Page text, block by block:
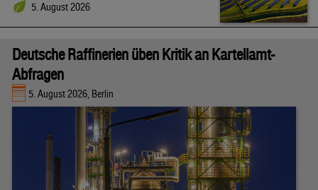
5. August 2026
Deutsche Raffinerien üben Kritik an Kartellamt-
Abfragen
5. August 2026, Berlin